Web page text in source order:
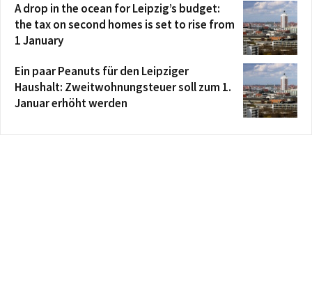
A drop in the ocean for Leipzig’s budget:
the tax on second homes is set to rise from
1 January
Ein paar Peanuts für den Leipziger
Haushalt: Zweitwohnungsteuer soll zum 1.
Januar erhöht werden